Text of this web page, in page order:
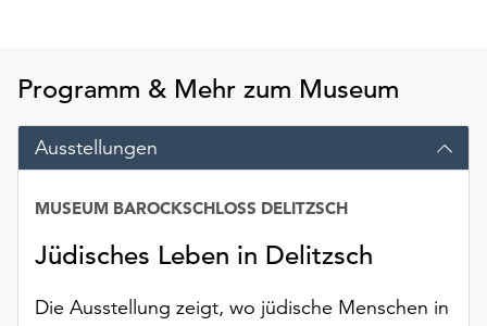
Verfügung.
Funktionale
Cookies
werden
ohne
Einverständnis
ausgeführt.
Programm & Mehr zum Museum
Ausstellungen
Jüdisches Leben in Delitzsch
MUSEUM BAROCKSCHLOSS DELITZSCH
Die Ausstellung zeigt, wo jüdische Menschen in